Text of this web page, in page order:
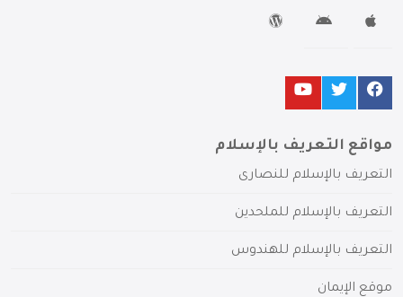
مواقع التعريف بالإسلام
التعريف بالإسلام للنصارى
التعريف بالإسلام للملحدين
التعريف بالإسلام للهندوس
موقع الإيمان